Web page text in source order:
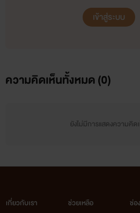
เข้าสู่ระบบ
ความคิดเห็นทั้งหมด (0)
ยังไม่มีการแสดงความคิด
เกี่ยวกับเรา
ช่วยเหลือ
ช่อ